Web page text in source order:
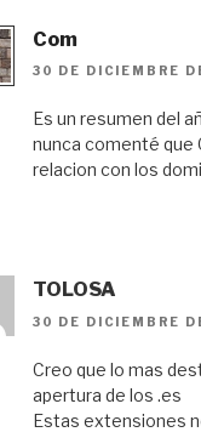
Com
30 DE DICIEMBRE
Es un resumen del
nunca comenté que
relacion con los
TOLOSA
30 DE DICIEMBRE
Creo que lo mas
apertura de los .es
Estas extensiones